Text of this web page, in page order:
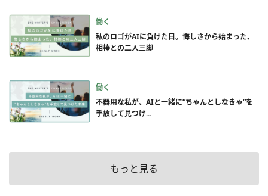
働く
私のロゴがAIに負けた日。悔しさから始まった、
相棒との二人三脚
働く
不器用な私が、AIと一緒に”ちゃんとしなきゃ”を
手放して見つけ...
もっと見る